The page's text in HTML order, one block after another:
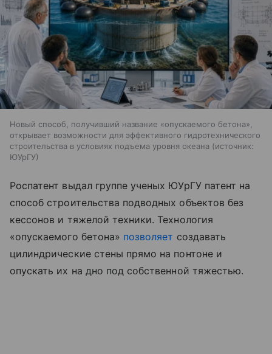
Новый способ, получивший название «опускаемого бетона»,
открывает возможности для эффективного гидротехнического
строительства в условиях подъема уровня океана
источник:
ЮУрГУ
Роспатент выдал группе ученых ЮУрГУ патент на
способ строительства подводных объектов без
кессонов и тяжелой техники. Технология
«опускаемого бетона» позволяет создавать
цилиндрические стены прямо на понтоне и
опускать их на дно под собственной тяжестью.